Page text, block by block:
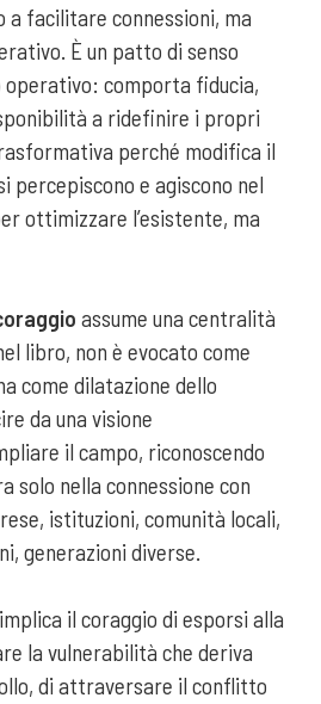
a facilitare connessioni, ma
È un patto di senso
operativo: comporta fiducia,
a ridefinire i propri
perché modifica il
percepiscono e agiscono nel
ottimizzare l’esistente, ma
assume una centralità
libro, non è evocato come
come dilatazione dello
da una visione
il campo, riconoscendo
solo nella connessione con
istituzioni, comunità locali,
generazioni diverse.
il coraggio di esporsi alla
la vulnerabilità che deriva
di attraversare il conflitto